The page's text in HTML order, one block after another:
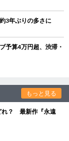
3年ぶりの多さに
予算4万円超、渋滞・
もっと見る
れ？ 最新作『永遠